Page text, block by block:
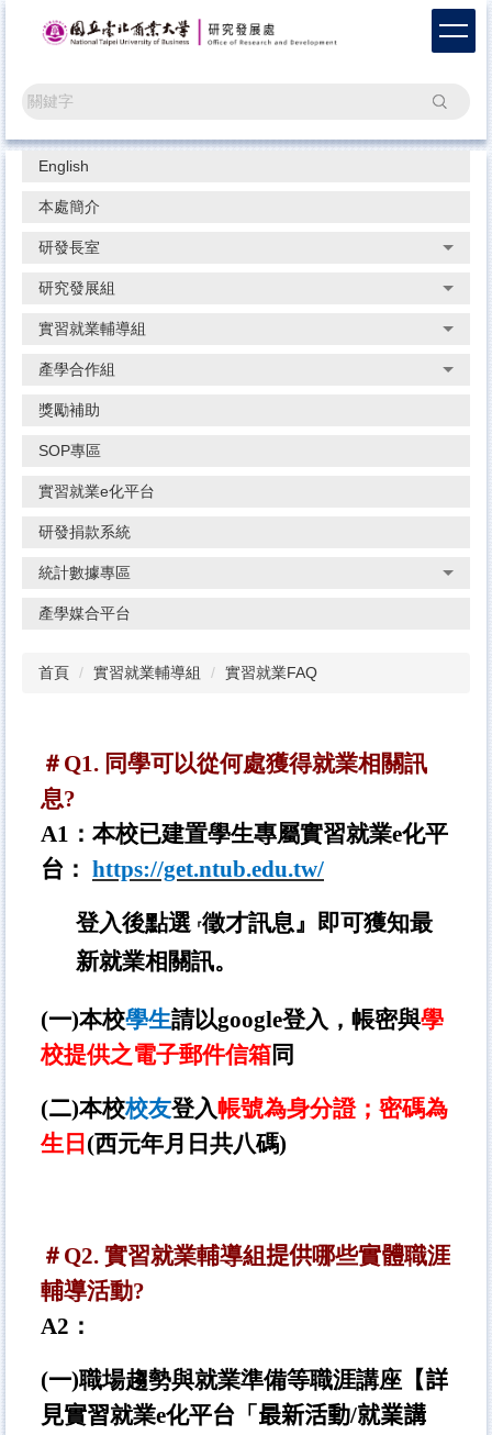
區
搜尋
English
本處簡介
研發長室
研究發展組
實習就業輔導組
產學合作組
獎勵補助
SOP專區
實習就業e化平台
研發捐款系統
統計數據專區
產學媒合平台
首頁 實習就業輔導組 實習就業FAQ
＃Q1. 同學可以從何處獲得就業相關訊
息?
A1 ：本校已建置學生專屬實習就業e化平
台 ： https://get.ntub.edu.tw/
登入後點選『徵才訊息』即可獲知最
新就業相關訊。
(一)本校學生請以google登入，帳密與學
校提供之電子郵件信箱同
(二)本校校友登入帳號為身分證；密碼為
生日 (西元年月日共八碼)
＃Q2. 實習就業輔導組提供哪些實體職涯
輔導活動?
A2 ：
(一)職場趨勢與就業準備等職涯講座【詳
見實習就業e化平台 「 最新活動/就業講